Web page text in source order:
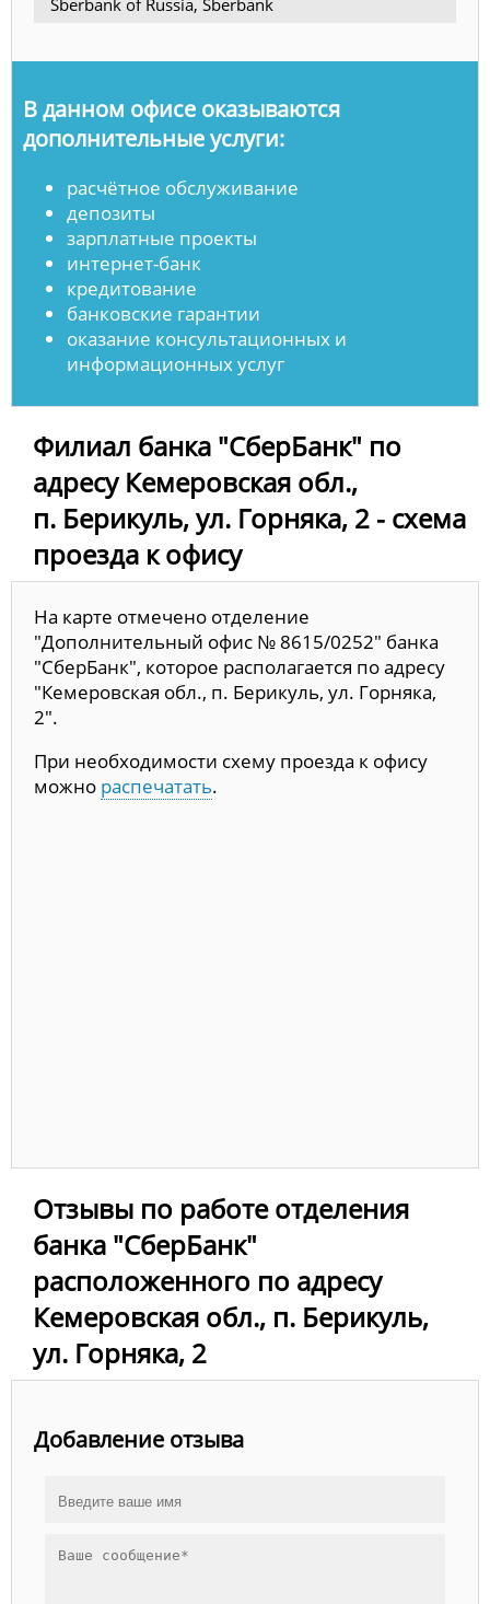
В данном офисе оказываются
дополнительные услуги:
расчётное обслуживание
депозиты
зарплатные проекты
интернет-банк
кредитование
банковские гарантии
оказание консультационных и
информационных услуг
Филиал банка "СберБанк" по
адресу Кемеровская обл.,
п. Берикуль, ул. Горняка, 2 - схема
проезда к офису
На карте отмечено отделение
"Дополнительный офис № 8615/0252" банка
"СберБанк", которое располагается по адресу
"Кемеровская обл., п. Берикуль, ул. Горняка,
2".
При необходимости схему проезда к офису
можно распечатать.
Отзывы по работе отделения
банка "СберБанк"
расположенного по адресу
Кемеровская обл., п. Берикуль,
ул. Горняка, 2
Добавление отзыва